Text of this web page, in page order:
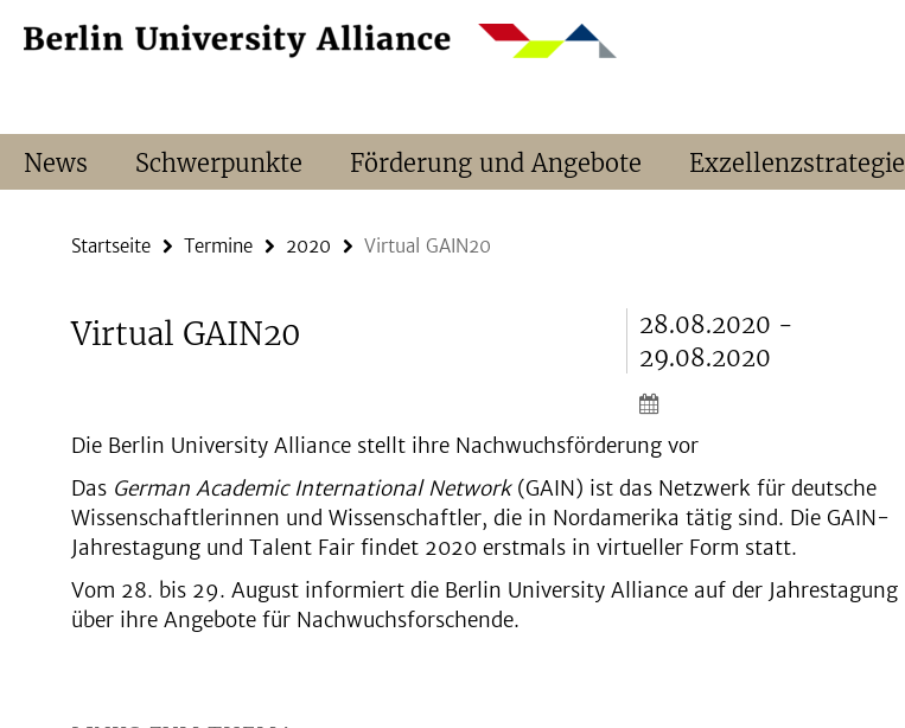
direkt
Service-
News Schwerpunkte Förderung und Angebote Exzellenzstrategie
Startseite Termine 2020 Virtual GAIN20
Virtual GAIN20
28.08.2020 -
29.08.2020
Die Berlin University Alliance stellt ihre Nachwuchsförderung vor
Das German Academic International Network(GAIN) ist das Netzwerk für deutsche
Wissenschaftlerinnen und Wissenschaftler, die in Nordamerika tätig sind. Die GAIN-
Jahrestagung und Talent Fair findet 2020 erstmals in virtueller Form statt.
Vom 28. bis 29. August informiert die Berlin University Alliance auf der Jahrestagung
über ihre Angebote für Nachwuchsforschende.